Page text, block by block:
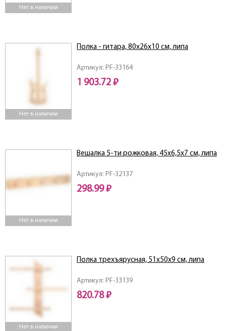
Нет в наличии
Нет в наличии
Артикул: PF-33164
Полка - гитара, 80х26х10 см, липа
1 903.72 ₽
Нет в наличии
Артикул: PF-32137
Вешалка 5-ти рожковая, 45х6,5х7 см, липа
298.99 ₽
Нет в наличии
Артикул: PF-33139
Полка трехъярусная, 51х50х9 см, липа
820.78 ₽